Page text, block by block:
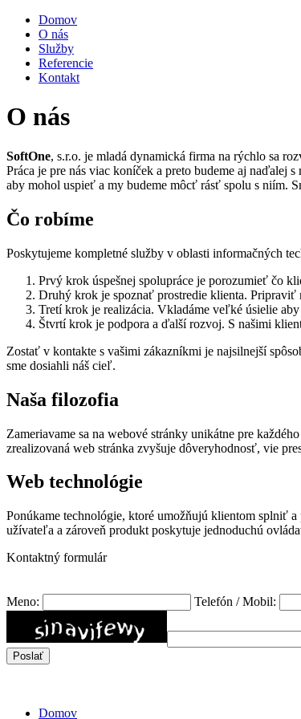
Domov
O nás
Služby
Referencie
Kontakt
O nás
SoftOne, s.r.o. je mladá dynamická firma na rýchlo sa
Práca je pre nás viac koníček a preto budeme aj
aby mohol uspieť a my budeme môcť rásť spolu s niím.
Čo robíme
Poskytujeme kompletné služby v oblasti informačných
Prvý krok úspešnej spolupráce je porozumieť čo
Druhý krok je spoznať prostredie klienta. Pripraviť
Tretí krok je realizácia. Vkladáme veľké úsielie
Štvrtí krok je podpora a ďalší rozvoj. S našimi
Zostať v kontakte s vašimi zákazníkmi je najsilnejší
sme dosiahli náš cieľ.
Naša filozofia
Zameriavame sa na webové stránky unikátne pre
zrealizovaná web stránka zvyšuje dôveryhodnosť, vie
Web technológie
Ponúkame technológie, ktoré umožňujú klientom splniť
užívateľa a zároveň produkt poskytuje jednoduchú
Kontaktný formulár
Meno: Telefón / Mobil:
Domov